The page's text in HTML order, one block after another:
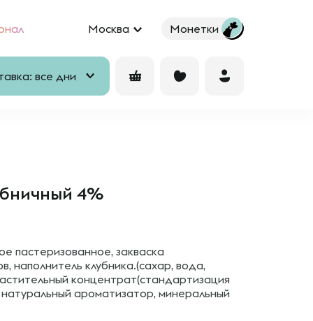
Москва Монетки
все дни
4%
пастеризованное, закваска
наполнитель клубника.(сахар, вода,
концентрат(стандартизация
ароматизатор, минеральный